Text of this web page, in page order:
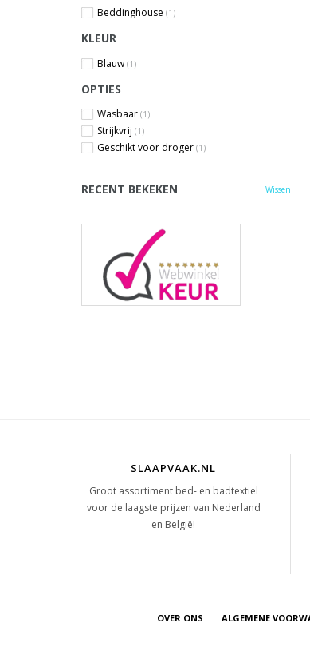
Beddinghouse (1)
KLEUR
Blauw (1)
OPTIES
Wasbaar (1)
Strijkvrij (1)
Geschikt voor droger (1)
RECENT BEKEKEN Wissen
SLAAPVAAK.NL
Groot assortiment bed- en badtextiel
voor de laagste prijzen van Nederland
en België!
OVER ONS ALGEMENE